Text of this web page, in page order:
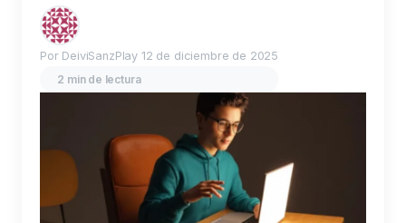
Por DeiviSanzPlay 12 de diciembre de 2025
2 min de lectura